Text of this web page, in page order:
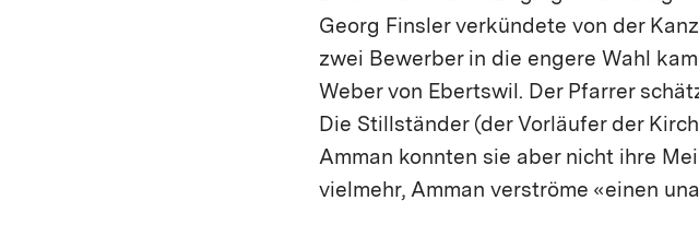
Georg Finsler verkündete von der
zwei Bewerber in die engere Wahl
Weber von Ebertswil. Der Pfarrer
Die Stillständer (der Vorläufer der
Amman konnten sie aber nicht ihre
vielmehr, Amman verströme «einen